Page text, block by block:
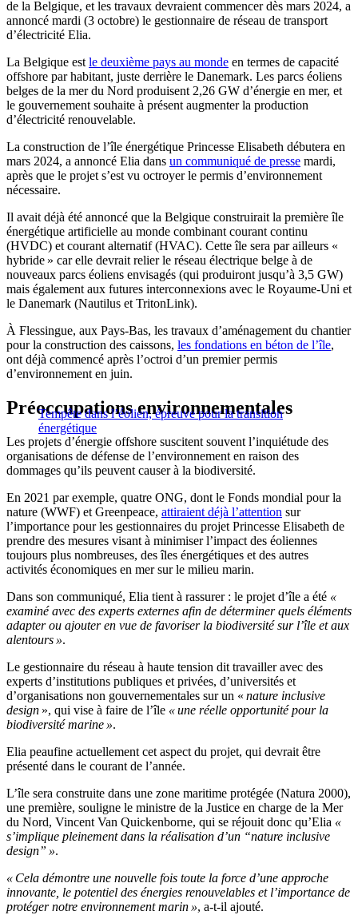
de la Belgique, et les travaux devraient commencer dès mars 2024, a
annoncé mardi (3 octobre) le gestionnaire de réseau de transport
d’électricité Elia.
La Belgique est le deuxième pays au monde en termes de capacité
offshore par habitant, juste derrière le Danemark. Les parcs éoliens
belges de la mer du Nord produisent 2,26 GW d’énergie en mer, et
le gouvernement souhaite à présent augmenter la production
d’électricité renouvelable.
La construction de l’île énergétique Princesse Elisabeth débutera en
mars 2024, a annoncé Elia dans un communiqué de presse mardi,
après que le projet s’est vu octroyer le permis d’environnement
nécessaire.
Il avait déjà été annoncé que la Belgique construirait la première île
énergétique artificielle au monde combinant courant continu
(HVDC) et courant alternatif (HVAC). Cette île sera par ailleurs «
hybride » car elle devrait relier le réseau électrique belge à de
nouveaux parcs éoliens envisagés (qui produiront jusqu’à 3,5 GW)
mais également aux futures interconnexions avec le Royaume-Uni et
le Danemark (Nautilus et TritonLink).
À Flessingue, aux Pays-Bas, les travaux d’aménagement du chantier
pour la construction des caissons, les fondations en béton de l’île,
ont déjà commencé après l’octroi d’un premier permis
d’environnement en juin.
Tempête dans l’éolien, épreuve pour la transition
énergétique
Préoccupations environnementales
Les projets d’énergie offshore suscitent souvent l’inquiétude des
organisations de défense de l’environnement en raison des
dommages qu’ils peuvent causer à la biodiversité.
En 2021 par exemple, quatre ONG, dont le Fonds mondial pour la
nature (WWF) et Greenpeace, attiraient déjà l’attention sur
l’importance pour les gestionnaires du projet Princesse Elisabeth de
prendre des mesures visant à minimiser l’impact des éoliennes
toujours plus nombreuses, des îles énergétiques et des autres
activités économiques en mer sur le milieu marin.
Dans son communiqué, Elia tient à rassurer : le projet d’île a été «
examiné avec des experts externes afin de déterminer quels éléments
adapter ou ajouter en vue de favoriser la biodiversité sur l’île et aux
alentours ».
Le gestionnaire du réseau à haute tension dit travailler avec des
experts d’institutions publiques et privées, d’universités et
d’organisations non gouvernementales sur un « nature inclusive
design », qui vise à faire de l’île « une réelle opportunité pour la
biodiversité marine ».
Elia peaufine actuellement cet aspect du projet, qui devrait être
présenté dans le courant de l’année.
L’île sera construite dans une zone maritime protégée (Natura 2000),
une première, souligne le ministre de la Justice en charge de la Mer
du Nord, Vincent Van Quickenborne, qui se réjouit donc qu’Elia «
s’implique pleinement dans la réalisation d’un “nature inclusive
design” ».
« Cela démontre une nouvelle fois toute la force d’une approche
innovante, le potentiel des énergies renouvelables et l’importance de
protéger notre environnement marin », a-t-il ajouté.